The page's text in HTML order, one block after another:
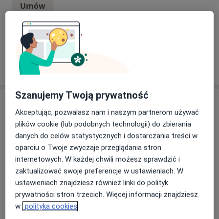
podobny jak ten uzyskiwany po operacji chirurgicznej,
ale nie jest związany z praktycznie jakimkolwiek
ryzykiem dla zdrowia. Labioplastyka wykonywana w
klinice SaskaMed w Warszawie to zabieg, który
pozwala pacjentkom pozbyć się kompleksów
związanych z wyglądem zewnętrznych narządów
korzystnie na pewność siebie w kontaktach intymnych
oraz niweluje dyskomfort pojawiający się w
codziennym życiu. To doskonała opcja dla pań, którym
przeszkadza przerost warg sromowych, ich asymetria
lub dekonstrukcja, choćby z powodu naturalnego
porodu. Labioplastyka jest też zabiegiem, który
sprawdza się jako metoda wizualnego odmładzania
miejsc intymnych. Dzięki tej metodzie można poprawić
wygląd zewnętrznych narządów płciowych, które
utraciły swoją elastyczność z powodu upływu czasu
lub zmian hormonalnych. Niezadowolenie z wyglądu
Umów
+ 13 usług
W jaki sposób ustalane są ceny?
Specjaliści
Wszystkie
dr n. med. Małgorzata Reinholz-Jaskólska
Ginekolog, Onkolog
65 opinii
Popularny
Szanujemy Twoją prywatność
Akceptując, pozwalasz nam i naszym partnerom używać
plików cookie (lub podobnych technologii) do zbierania
danych do celów statystycznych i dostarczania treści w
oparciu o Twoje zwyczaje przeglądania stron
internetowych. W każdej chwili możesz sprawdzić i
zaktualizować swoje preferencje w ustawieniach. W
ustawieniach znajdziesz również linki do polityk
prywatności stron trzecich. Więcej informacji znajdziesz
w polityka cookies